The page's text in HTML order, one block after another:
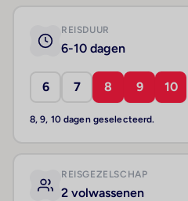
REISDUUR
6-10 dagen
6 7 8 9 10
8, 9, 10 dagen geselecteerd.
REISGEZELSCHAP
2 volwassenen